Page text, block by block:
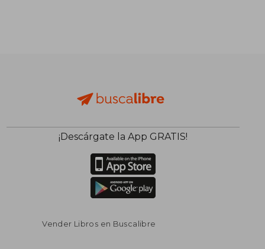
¡Descárgate la App GRATIS!
Vender Libros en Buscalibre